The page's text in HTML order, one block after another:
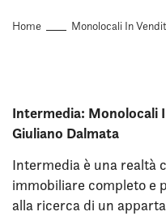
Home Monolocali In
Intermedia: Monolocali
Giuliano Dalmata
Intermedia è una realtà
immobiliare completo e
alla ricerca di un